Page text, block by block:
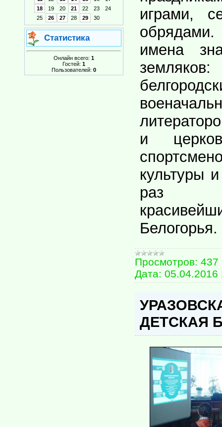
18
19 20 21 22 23
24
25
26 27 28 29 30
Статистика
Онлайн всего: 1
Гостей: 1
Пользователей: 0
играми,
имена
и
культуры
раз
Белогорья.
Просмотров: 437
Дата: 05.04.2016
ДЕТСКАЯ